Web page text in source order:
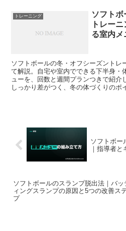
トレーニング
ソフト
トレー
る室内メ
ソフトボールの冬・オフシーズントレ
て解説。自宅や室内でできる下半身・
ューを、回数と週間プランつきで紹介
しっかり差がつく、冬の体づくりのポ
ソフトボー
｜指導者
ソフトボールのスランプ脱出法｜バッ
ィングスランプの原因と5つの改善ス
プ